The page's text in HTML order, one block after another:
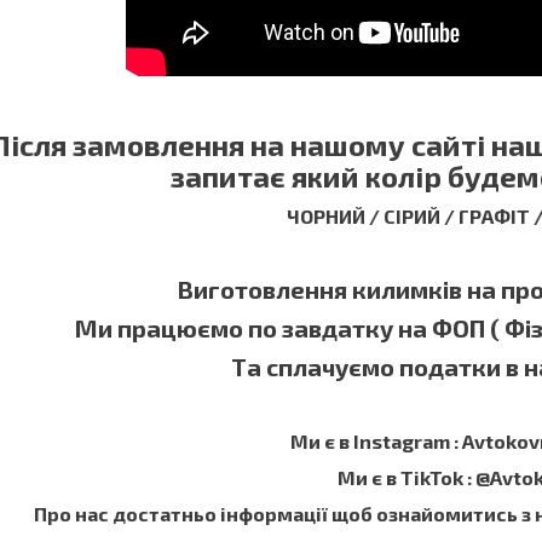
замовлення на нашому сайті
запитає який колір
ЧОРНИЙ / СІРИЙ /
Виготовлення килимків на
Ми працюємо по завдатку на ФОП (
Та сплачуємо податки в
Ми є в Instagram :
Ми є в TikTok :
Про нас достатньо інформації щоб ознайомитись